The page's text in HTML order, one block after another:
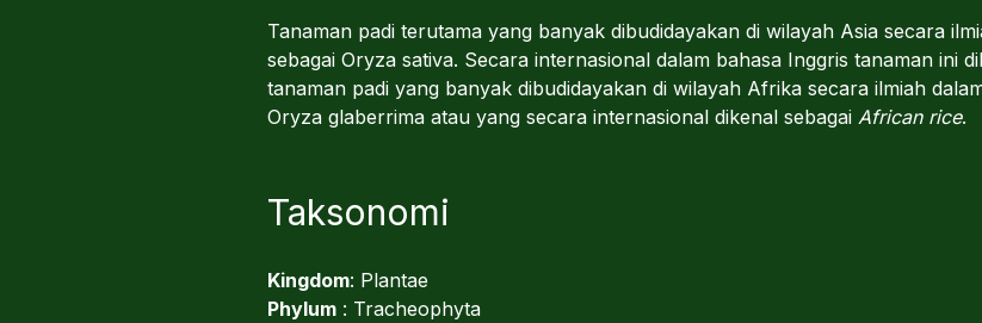
Tanaman padi terutama yang banyak dibudidayakan di wilayah Asia secara
sebagai Oryza sativa. Secara internasional dalam bahasa Inggris tanaman ini
tanaman padi yang banyak dibudidayakan di wilayah Afrika secara ilmiah
Oryza glaberrima atau yang secara internasional dikenal sebagai African rice.
Taksonomi
Kingdom: Plantae
Phylum : Tracheophyta